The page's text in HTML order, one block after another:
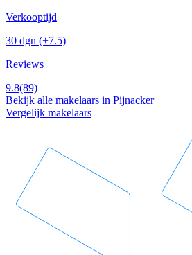
Verkooptijd
30 dgn (+7.5)
Reviews
9.8(89)
Bekijk alle makelaars in Pijnacker
Vergelijk makelaars